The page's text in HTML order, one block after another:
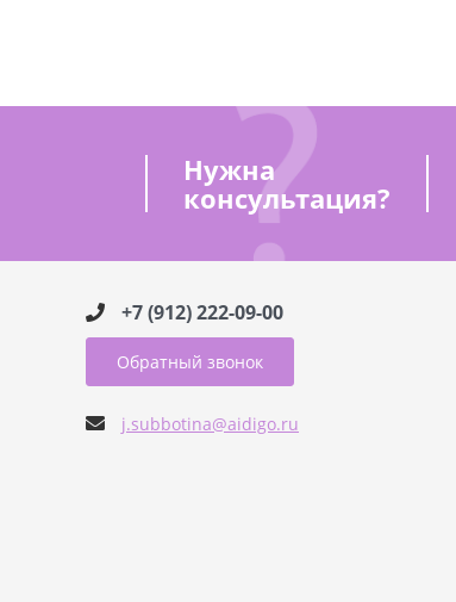
Нужна
консультация?
+7 (912) 222-09-00
Обратный звонок
j.subbotina@aidigo.ru